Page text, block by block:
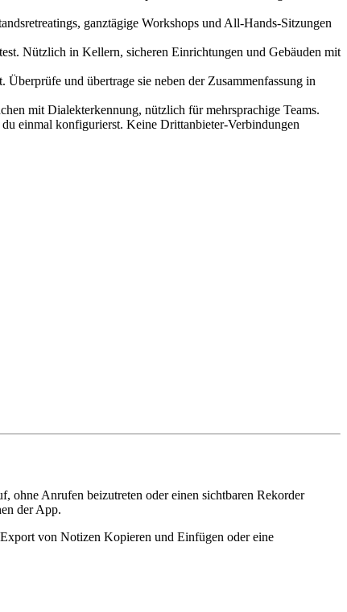
ganztägige Workshops und All-Hands-Sitzungen
Nützlich in Kellern, sicheren Einrichtungen und Gebäuden mit
und übertrage sie neben der Zusammenfassung in
mit Dialekterkennung, nützlich für mehrsprachige Teams.
einmal konfigurierst. Keine Drittanbieter-Verbindungen
Anrufen beizutreten oder einen sichtbaren Rekorder
der App.
von Notizen Kopieren und Einfügen oder eine